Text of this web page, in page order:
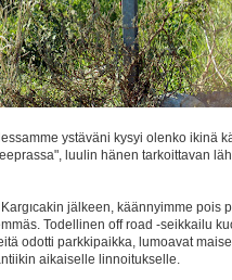
ystäväni kysyi olenko ikinä
luulin hänen tarkoittavan
jälkeen, käännyimme pois
Todellinen off road -seikkailu
odotti parkkipaikka, lumoavat
aikaiselle linnoitukselle.